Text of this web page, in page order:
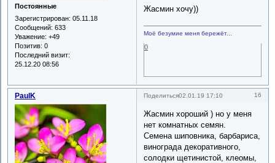
Постоянные
Зарегистрирован: 05.11.18
Сообщений: 633
Уважение: +49
Позитив: 0
Последний визит:
25.12.20 08:56
Жасмин хочу))
Моё безумие меня бережёт...
0
Поделиться 16
02.01.19 17:10
PaulK
Жасмин хороший ) но у меня
нет комнатных семян.
Семена шиповника, барбариса,
винограда декоративного,
солодки щетинистой, клеомы,